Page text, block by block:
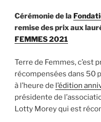
Cérémonie de la
remise des prix aux
FEMMES 2021
Terre de Femmes, c’est
récompensées dans 50
à l’heure de l’édition
présidente de
Lotty Morey qui est